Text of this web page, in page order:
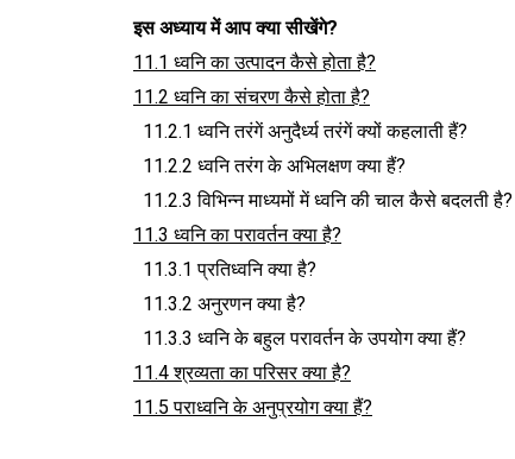
इस अध्याय में आप क्या सीखेंगे?
11.1 ध्वनि का उत्पादन कैसे होता है?
11.2 ध्वनि का संचरण कैसे होता है?
11.2.1 ध्वनि तरंगें अनुदैर्ध्य तरंगें क्यों कहलाती हैं?
11.2.2 ध्वनि तरंग के अभिलक्षण क्या हैं?
11.2.3 विभिन्न माध्यमों में ध्वनि की चाल कैसे बदलती है?
11.3 ध्वनि का परावर्तन क्या है?
11.3.1 प्रतिध्वनि क्या है?
11.3.2 अनुरणन क्या है?
11.3.3 ध्वनि के बहुल परावर्तन के उपयोग क्या हैं?
11.4 श्रव्यता का परिसर क्या है?
11.5 पराध्वनि के अनुप्रयोग क्या हैं?